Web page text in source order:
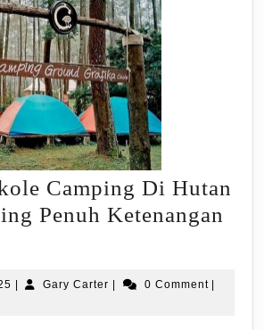
Camping Di Hutan
Penuh Ketenangan
AugustGary Carter Gary
0 Comment